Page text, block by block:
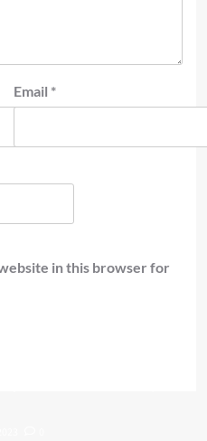
Email *
in this browser for